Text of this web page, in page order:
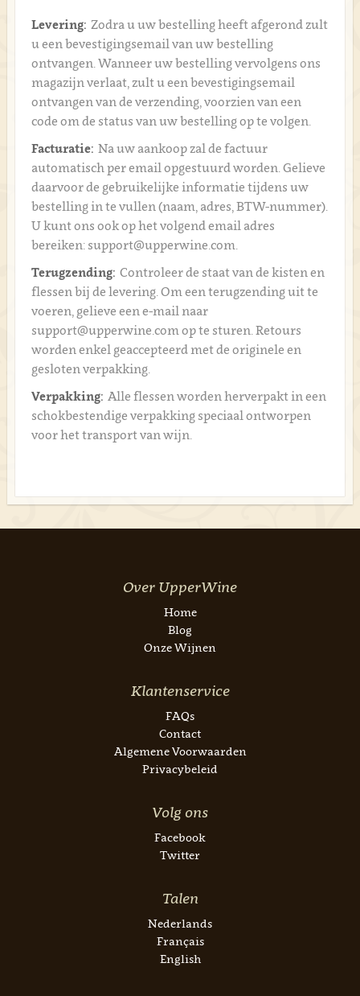
Levering: Zodra u uw bestelling heeft afgerond zult
u een bevestigingsemail van uw bestelling
ontvangen. Wanneer uw bestelling vervolgens ons
magazijn verlaat, zult u een bevestigingsemail
ontvangen van de verzending, voorzien van een
code om de status van uw bestelling op te volgen.
Facturatie: Na uw aankoop zal de factuur
automatisch per email opgestuurd worden. Gelieve
daarvoor de gebruikelijke informatie tijdens uw
bestelling in te vullen (naam, adres, BTW-nummer).
U kunt ons ook op het volgend email adres
bereiken: support@upperwine.com.
Terugzending: Controleer de staat van de kisten en
flessen bij de levering. Om een terugzending uit te
voeren, gelieve een e-mail naar
support@upperwine.com op te sturen. Retours
worden enkel geaccepteerd met de originele en
gesloten verpakking.
Verpakking: Alle flessen worden herverpakt in een
schokbestendige verpakking speciaal ontworpen
voor het transport van wijn.
Over UpperWine
Home
Blog
Onze Wijnen
Klantenservice
FAQs
Contact
Algemene Voorwaarden
Privacybeleid
Volg ons
Facebook
Twitter
Talen
Nederlands
Français
English